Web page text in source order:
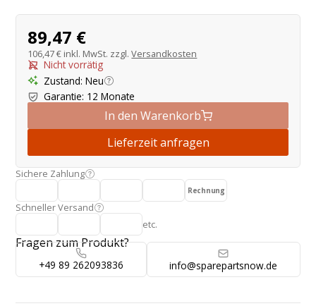
Produktangebot
89,47 €
106,47 € inkl. MwSt. zzgl.Versandkosten
Nicht vorrätig
Zustand: Neu
Garantie: 12 Monate
In den Warenkorb
Lieferzeit anfragen
Sichere Zahlung
Rechnung
Schneller Versand
etc.
Fragen zum Produkt?
+49 89 262093836 info@sparepartsnow.de